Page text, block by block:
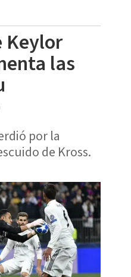
Keylor
las
por la
de Kross.